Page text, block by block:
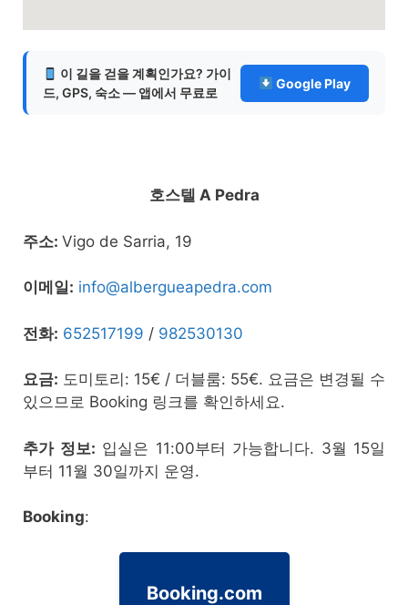
이 길을 걷을 계획인가요? 가이
드, GPS, 숙소 — 앱에서 무료로
Google Play
호스텔 A Pedra
주소: Vigo de Sarria, 19
이메일: info@albergueapedra.com
전화: 652517199 / 982530130
요금: 도미토리: 15€ / 더블룸: 55€. 요금은 변경될 수
있으므로 Booking 링크를 확인하세요.
추가 정보: 입실은 11:00부터 가능합니다. 3월 15일
부터 11월 30일까지 운영.
Booking:
Booking.com